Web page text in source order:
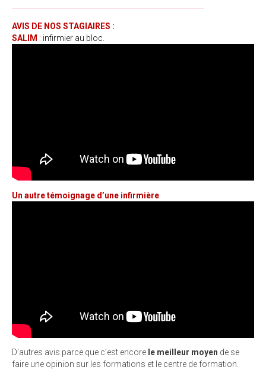
AVIS DE NOS STAGIAIRES :
SALIM : infirmier au bloc.
Un autre témoignage d’une infirmière
D’autres avis parce que c’est encore le meilleur moyen de se
faire une opinion sur les formations et le centre de formation.